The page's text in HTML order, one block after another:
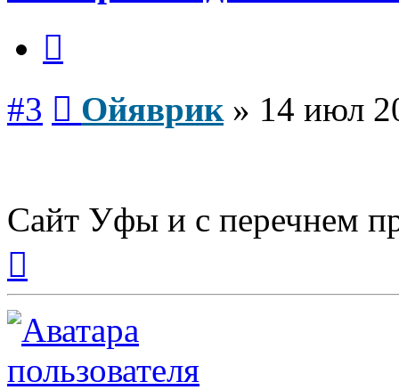
#3 Ойяврик» 14 июл
Сайт Уфы и с перечнем
началу